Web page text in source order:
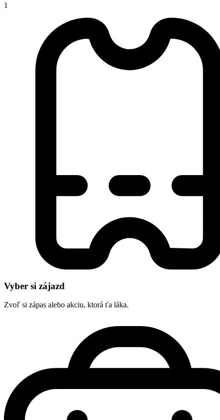
1
Vyber si zájazd
Zvoľ si zápas alebo akciu, ktorá ťa láka.